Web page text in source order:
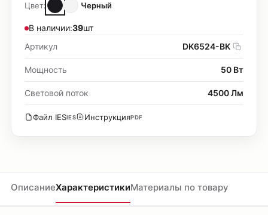
Цвет: Черный
В наличии:39шт
Артикул
DK6524-BK
Мощность 50 Вт
Световой поток 4500 Лм
Файл IESIES ИнструкцияPDF
ОписаниеХарактеристикиМатериалы по товару